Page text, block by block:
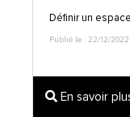
Définir un
Publié le : 22/12/2022
En savoir